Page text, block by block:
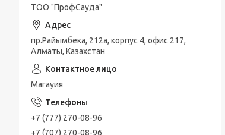
ТОО "ПрофСауда"
пр.Райымбека, 212а, корпус 4, офис 217,
Алматы, Казахстан
Магауия
+7 (777) 270-08-96
+7 (707) 270-08-96